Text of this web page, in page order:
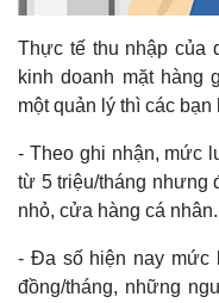
Thực tế thu nhập của
kinh doanh mặt hàng
một quản lý thì các bạn
- Theo ghi nhận, mức
từ 5 triệu/tháng nhưng
nhỏ, cửa hàng cá nhân.
- Đa số hiện nay mức
đồng/tháng, những